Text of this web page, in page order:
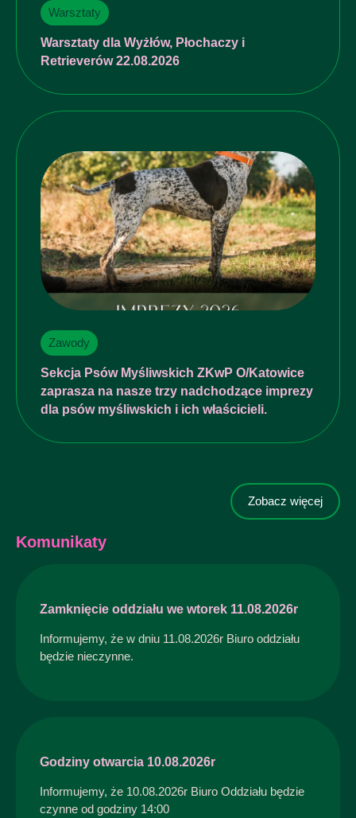
Warsztaty
Warsztaty dla Wyżłów, Płochaczy i
Retrieverów 22.08.2026
Zawody
Sekcja Psów Myśliwskich ZKwP O/Katowice
zaprasza na nasze trzy nadchodzące imprezy
dla psów myśliwskich i ich właścicieli.
Zobacz więcej
Komunikaty
Zamknięcie oddziału we wtorek 11.08.2026r
Informujemy, że w dniu 11.08.2026r Biuro oddziału
będzie nieczynne.
Godziny otwarcia 10.08.2026r
Informujemy, że 10.08.2026r Biuro Oddziału będzie
czynne od godziny 14:00